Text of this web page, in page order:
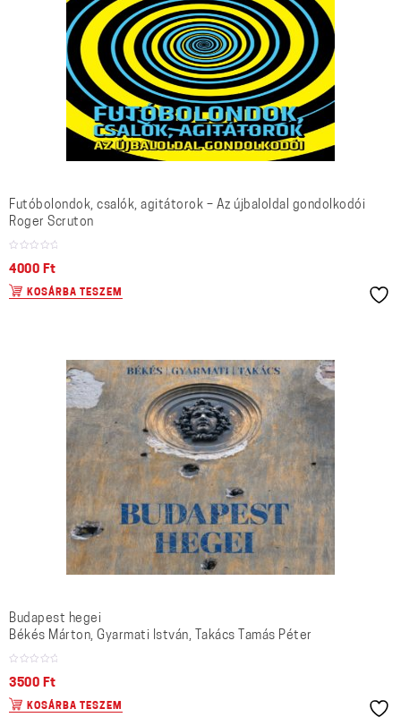
Futóbolondok, csalók, agitátorok – Az újbaloldal gondolkodói
Roger Scruton
4000 Ft
KOSÁRBA TESZEM
Budapest hegei
Békés Márton, Gyarmati István, Takács Tamás Péter
3500 Ft
KOSÁRBA TESZEM